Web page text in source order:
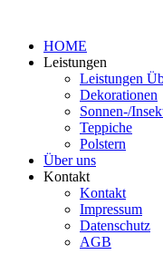
HOME
Leistungen
Leistungen
Dekorationen
Sonnen-/
Teppiche
Polstern
Über uns
Kontakt
Kontakt
Impressum
Datenschutz
AGB